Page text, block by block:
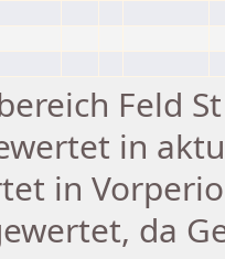
Feld
in
in
da